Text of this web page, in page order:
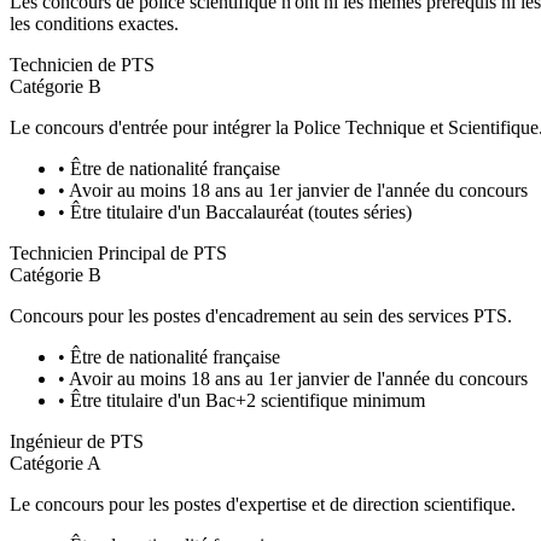
les conditions exactes.
Technicien de PTS
Catégorie B
Le concours d'entrée pour intégrer la Police Technique et Scientifique.
• Être de nationalité française
• Avoir au moins 18 ans au 1er janvier de l'année du concours
• Être titulaire d'un Baccalauréat (toutes séries)
Technicien Principal de PTS
Catégorie B
Concours pour les postes d'encadrement au sein des services PTS.
• Être de nationalité française
• Avoir au moins 18 ans au 1er janvier de l'année du concours
• Être titulaire d'un Bac+2 scientifique minimum
Ingénieur de PTS
Catégorie A
Le concours pour les postes d'expertise et de direction scientifique.